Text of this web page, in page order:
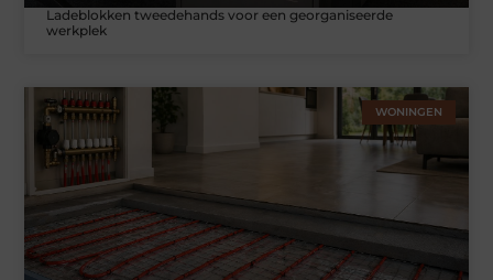
Ladeblokken tweedehands voor een georganiseerde
werkplek
WONINGEN